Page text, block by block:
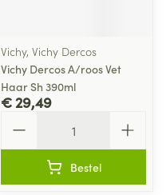
Vichy, Vichy Dercos
Vichy Dercos A/roos Vet
Haar Sh 390ml
€ 29,49
Bestel